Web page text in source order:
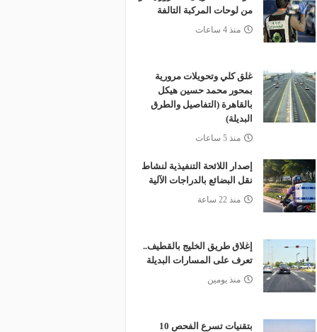
من لوحات المركبة التالفة
منذ 4 ساعات
غلق كلي وتحويلات مرورية
بمحور محمد حسين هيكل
بالقاهرة (التفاصيل والطرق
البديلة)
منذ 5 ساعات
إصدار اللائحة التنفيذية لنشاط
نقل البضائع بالدراجات الآلية
منذ 22 ساعة
إغلاق طريق الخليج بالقطيف..
تعرف على المسارات البديلة
منذ يومين
بتقنيات تسرع الفحص 10